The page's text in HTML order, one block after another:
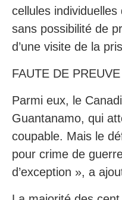
cellules
sans possibilité de
d’une visite de la
FAUTE DE PREUVE
Parmi eux, le
Guantanamo, qui
coupable. Mais le
pour crime de
d’exception », a